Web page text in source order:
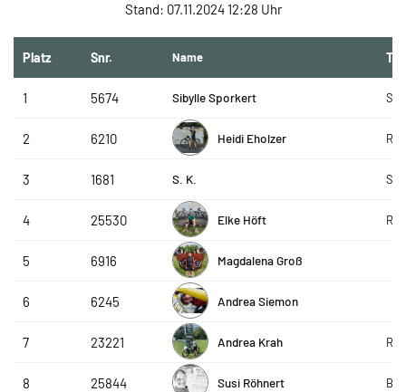
Stand: 07.11.2024 12:28 Uhr
Platz Snr. Name
1 5674 Sibylle Sporkert
2 6210 Heidi Eholzer RC
3 1681 S. K.
4 25530 Elke Höft
5 6916 Magdalena Groß
6 6245 Andrea Siemon
7 23221 Andrea Krah
8 25844 Susi Röhnert